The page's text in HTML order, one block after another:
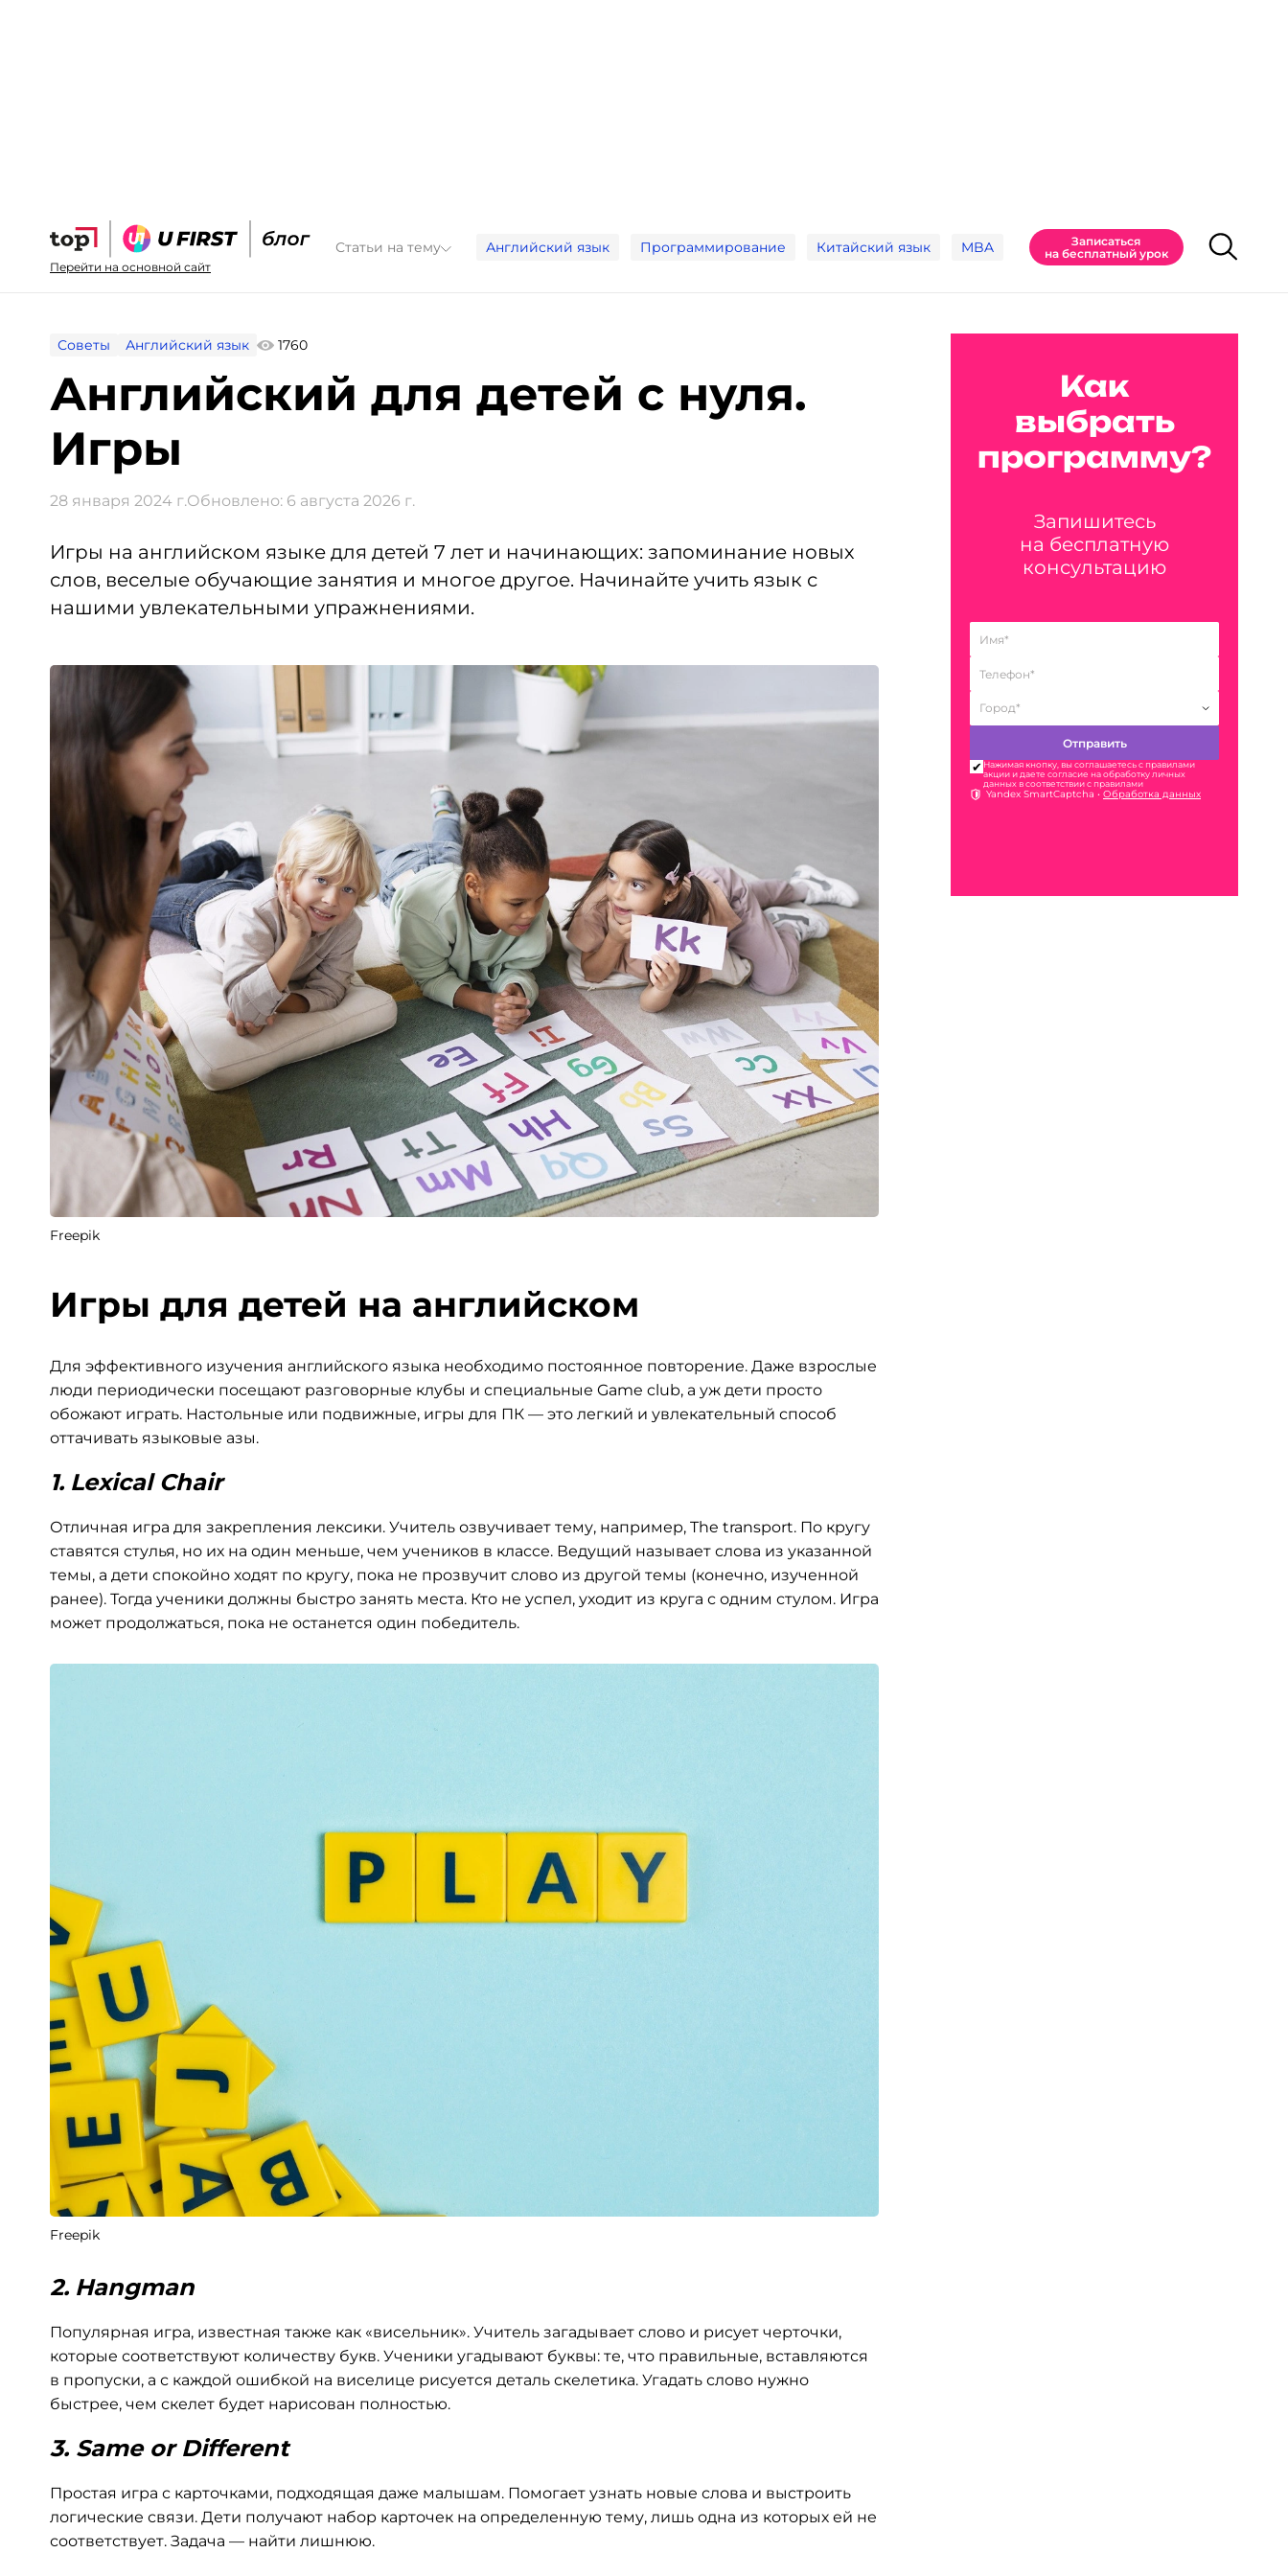
Перейти на основной сайт
Статьи на тему Английский язык Программирование Китайский язык MBA
Записаться
на бесплатный урок
Советы Английский язык 1760
Английский для детей с нуля.
Игры
28 января 2024 г.Обновлено: 6 августа 2026 г.
Игры на английском языке для детей 7 лет и начинающих: запоминание новых
слов, веселые обучающие занятия и многое другое. Начинайте учить язык с
нашими увлекательными упражнениями.
Freepik
Игры для детей на английском
Для эффективного изучения английского языка необходимо постоянное повторение. Даже взрослые
люди периодически посещают разговорные клубы и специальные Game club, а уж дети просто
обожают играть. Настольные или подвижные, игры для ПК — это легкий и увлекательный способ
оттачивать языковые азы.
1. Lexical Chair
Отличная игра для закрепления лексики. Учитель озвучивает тему, например, The transport. По кругу
ставятся стулья, но их на один меньше, чем учеников в классе. Ведущий называет слова из указанной
темы, а дети спокойно ходят по кругу, пока не прозвучит слово из другой темы (конечно, изученной
ранее). Тогда ученики должны быстро занять места. Кто не успел, уходит из круга с одним стулом. Игра
может продолжаться, пока не останется один победитель.
Freepik
2. Hangman
Популярная игра, известная также как «висельник». Учитель загадывает слово и рисует черточки,
которые соответствуют количеству букв. Ученики угадывают буквы: те, что правильные, вставляются
в пропуски, а с каждой ошибкой на виселице рисуется деталь скелетика. Угадать слово нужно
быстрее, чем скелет будет нарисован полностью.
3. Same or Different
Простая игра с карточками, подходящая даже малышам. Помогает узнать новые слова и выстроить
логические связи. Дети получают набор карточек на определенную тему, лишь одна из которых ей не
соответствует. Задача — найти лишнюю.
Как
выбрать
программу?
Запишитесь
на бесплатную
консультацию
Нажимая кнопку, вы соглашаетесь с правилами
акции и даете согласие на обработку личных
данных в соответствии с правилами
Yandex SmartCaptcha • Обработка данных